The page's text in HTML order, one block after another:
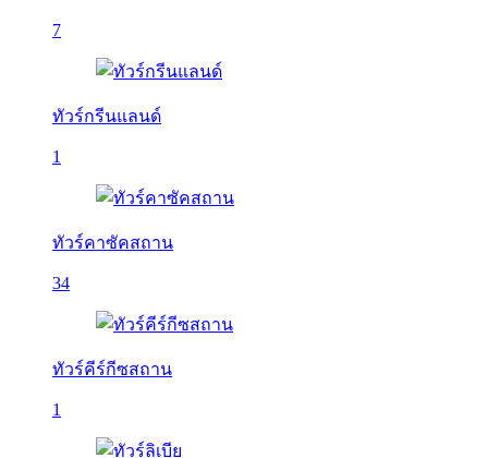
7
ทัวร์กรีนแลนด์
1
ทัวร์คาซัคสถาน
34
ทัวร์คีร์กีซสถาน
1